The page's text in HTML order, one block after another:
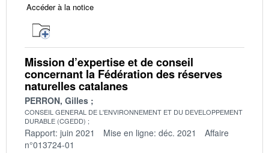
Accéder à la notice
Mission d’expertise et de conseil
concernant la Fédération des réserves
naturelles catalanes
PERRON, Gilles
CONSEIL GENERAL DE L'ENVIRONNEMENT ET DU DEVELOPPEMENT
DURABLE (CGEDD)
Rapport: juin 2021 Mise en ligne: déc. 2021
Affaire
n°013724-01